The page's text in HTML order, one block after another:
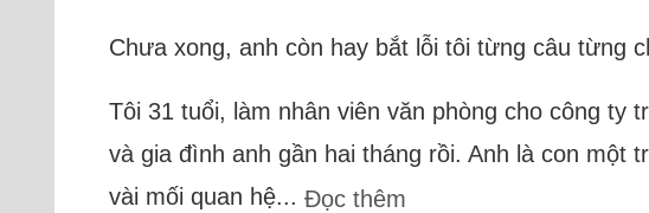
Chưa xong, anh còn hay bắt lỗi tôi từng câu từng
Tôi 31 tuổi, làm nhân viên văn phòng cho công ty
và gia đình anh gần hai tháng rồi. Anh là con một
vài mối quan hệ...Đọc thêm